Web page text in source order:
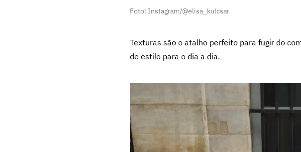
Foto: Instagram/@elisa_kulcsar
Texturas são o atalho perfeito para fugir do
de estilo para o dia a dia.